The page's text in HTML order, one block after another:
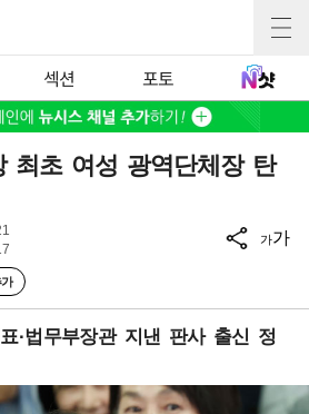
섹션 포토
최초 여성 광역단체장 탄
가가
·법무부장관 지낸 판사 출신 정